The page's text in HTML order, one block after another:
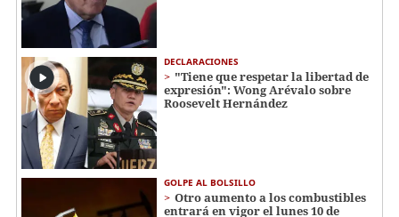
DECLARACIONES
"Tiene que respetar la libertad de
expresión": Wong Arévalo sobre
Roosevelt Hernández
GOLPE AL BOLSILLO
Otro aumento a los combustibles
entrará en vigor el lunes 10 de